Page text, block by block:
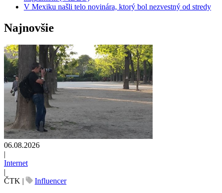
V Mexiku našli telo novinára, ktorý bol nezvestný od stredy
Najnovšie
06.08.2026
|
Internet
|
ČTK | Influencer